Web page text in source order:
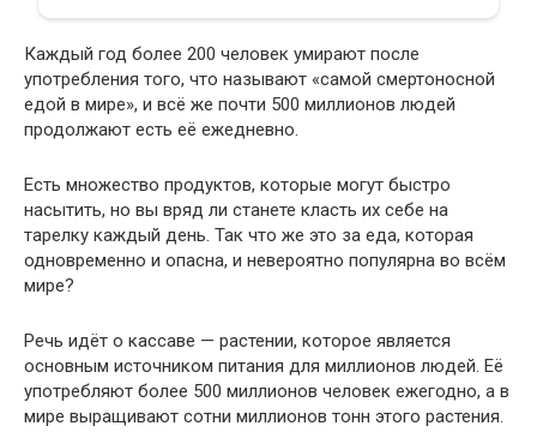
Каждый год более 200 человек умирают после
употребления того, что называют «самой смертоносной
едой в мире», и всё же почти 500 миллионов людей
продолжают есть её ежедневно.
Есть множество продуктов, которые могут быстро
насытить, но вы вряд ли станете класть их себе на
тарелку каждый день. Так что же это за еда, которая
одновременно и опасна, и невероятно популярна во всём
мире?
Речь идёт о кассаве — растении, которое является
основным источником питания для миллионов людей. Её
употребляют более 500 миллионов человек ежегодно, а в
мире выращивают сотни миллионов тонн этого растения.